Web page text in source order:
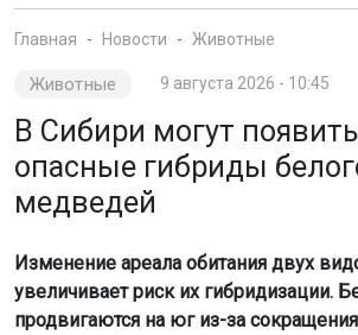
Главная Новости Животные
Животные 9 августа 2026 - 10:45
В Сибири могут
опасные гибриды
медведей
Изменение ареала обитания двух
увеличивает риск их гибридизации.
продвигаются на юг из-за